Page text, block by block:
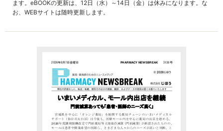
ます。eBOOKの更新は、12日（水）～14日（金）は休みになります。な
お、WEBサイトは随時更新します。